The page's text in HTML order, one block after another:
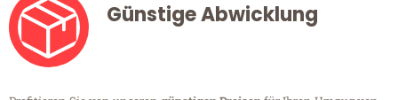
Günstige Abwicklung